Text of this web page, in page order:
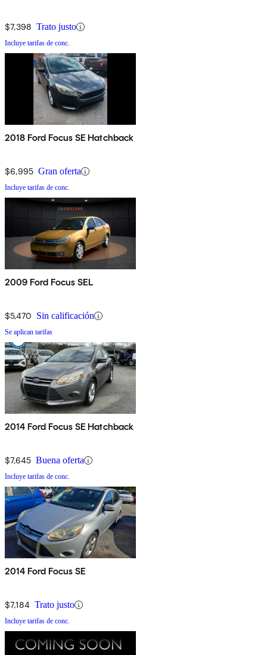
$7,398 Trato justo
Incluye tarifas de conc.
2018 Ford Focus SE Hatchback
$6,995 Gran oferta
Incluye tarifas de conc.
2009 Ford Focus SEL
$5,470 Sin calificación
Se aplican tarifas
2014 Ford Focus SE Hatchback
$7,645 Buena oferta
Incluye tarifas de conc.
2014 Ford Focus SE
$7,184 Trato justo
Incluye tarifas de conc.